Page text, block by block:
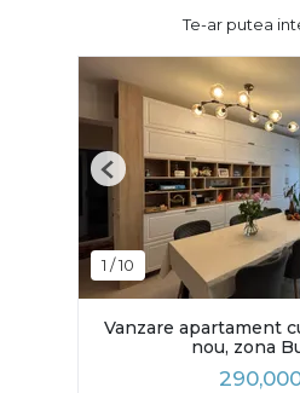
Te-ar putea
1 /10
Previous
Vanzare apartament
nou, zona